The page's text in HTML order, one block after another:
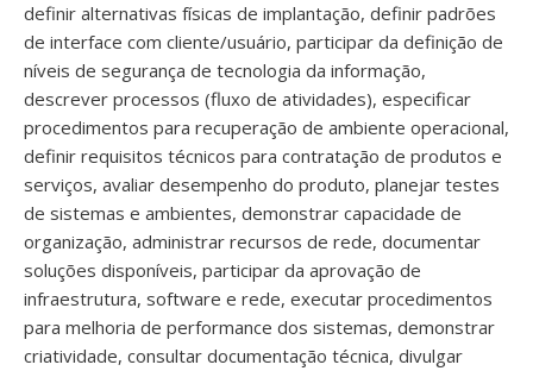
definir alternativas físicas de implantação, definir padrões
de interface com cliente/usuário, participar da definição de
níveis de segurança de tecnologia da informação,
descrever processos (fluxo de atividades), especificar
procedimentos para recuperação de ambiente operacional,
definir requisitos técnicos para contratação de produtos e
serviços, avaliar desempenho do produto, planejar testes
de sistemas e ambientes, demonstrar capacidade de
organização, administrar recursos de rede, documentar
soluções disponíveis, participar da aprovação de
infraestrutura, software e rede, executar procedimentos
para melhoria de performance dos sistemas, demonstrar
criatividade, consultar documentação técnica, divulgar